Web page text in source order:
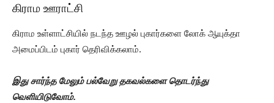
கிராம ஊராட்சி
கிராம உள்ளாட்சியில் நடந்த ஊழல் புகார்களை லோக் ஆயுக்தா
அமைப்பிடம் புகார் தெரிவிக்கலாம்.
இது சார்ந்த மேலும் பல்வேறு தகவல்களை தொடர்ந்து
வெளியிடுவோம்.